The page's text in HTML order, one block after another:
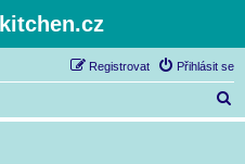
Přihlásit se
Registrovat
l